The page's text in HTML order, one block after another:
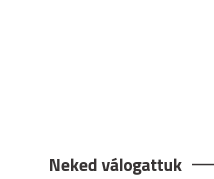
Neked válogattuk